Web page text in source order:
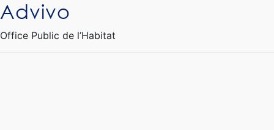
Ouvrir le Chatbot
Advivo
Office Public de l’Habitat